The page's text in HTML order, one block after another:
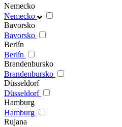
Nemecko
Nemecko
Bavorsko
Bavorsko
Berlín
Berlín
Brandenbursko
Brandenbursko
Düsseldorf
Düsseldorf
Hamburg
Hamburg
Rujana